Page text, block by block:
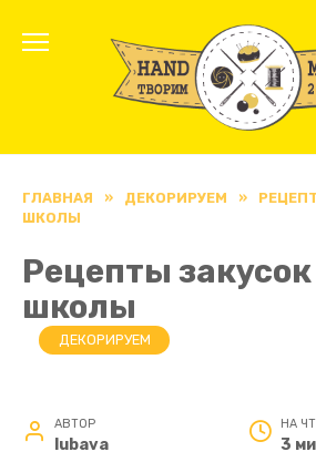
ГЛАВНАЯ » ДЕКОРИРУЕМ »
ШКОЛЫ
Рецепты
школы
ДЕКОРИРУЕМ
АВТОР
lubava
НА
3